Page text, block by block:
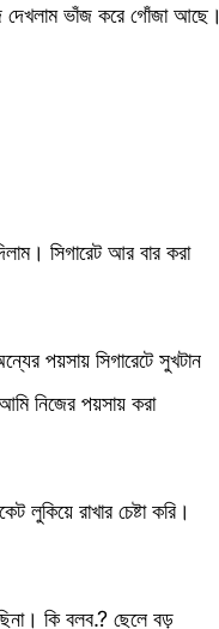
দেখলাম ভাঁজ করে গোঁজা আছে।
সিগারেট আর বার করা
পয়সায় সিগারেটে সুখটান
নিজের পয়সায় করা
লুকিয়ে রাখার চেষ্টা করি।
কি বলব.? ছেলে বড়